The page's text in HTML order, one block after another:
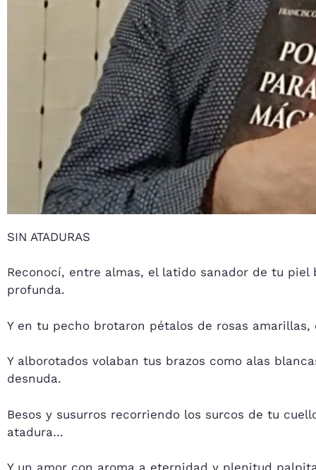
SIN ATADURAS
Reconocí, entre almas, el latido sanador de tu
profunda.
Y en tu pecho brotaron pétalos de rosas
Y alborotados volaban tus brazos como alas
desnuda.
Besos y susurros recorriendo los surcos de tu
atadura…